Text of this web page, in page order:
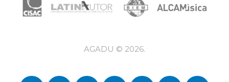
AGADU © 2026.